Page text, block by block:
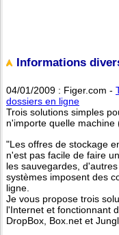
Informations
04/01/2009 : Figer.com -
dossiers en ligne
Trois solutions simples
n'importe quelle machine
"Les offres de stockage
n'est pas facile de faire
les sauvegardes,
systèmes imposent des
ligne.
Je vous propose trois
l'Internet et fonctionnant
DropBox, Box.net et